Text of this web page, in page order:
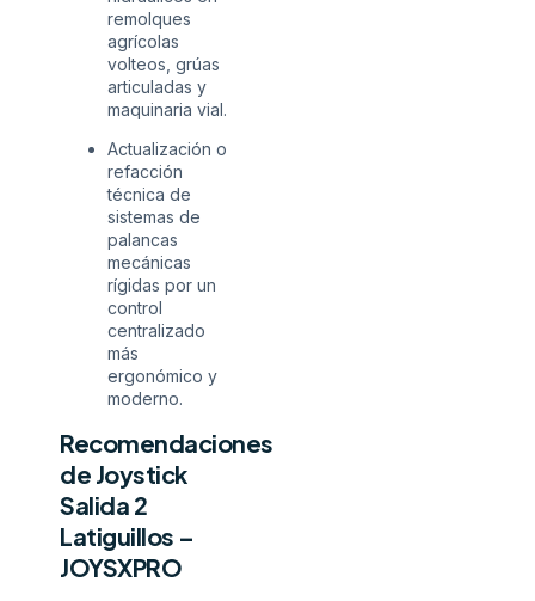
remolques
agrícolas
volteos, grúas
articuladas y
maquinaria vial.
Actualización o
refacción
técnica de
sistemas de
palancas
mecánicas
rígidas por un
control
centralizado
más
ergonómico y
moderno.
Recomendaciones
de Joystick
Salida 2
Latiguillos –
JOYSXPRO